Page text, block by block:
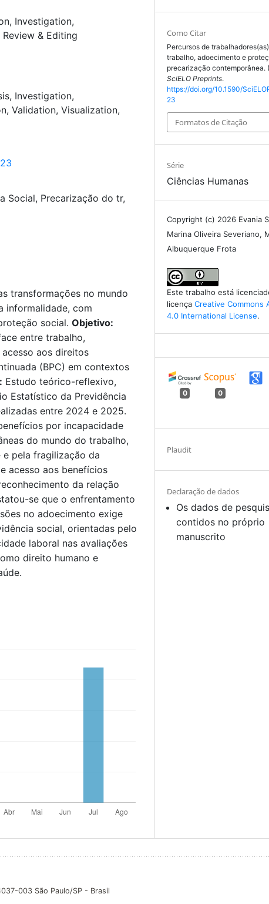
Investigation
& Editing
Investigation
Validation Visualization
Social, Precarização do tr,
transformações no mundo
informalidade, com
social. Objetivo:
entre trabalho,
aos direitos
(BPC) em contextos
Estudo teórico-reflexivo,
Estatístico da Previdência
entre 2024 e 2025.
por incapacidade
do mundo do trabalho,
pela fragilização da
acesso aos benefícios
da relação
se que o enfrentamento
no adoecimento exige
social, orientadas pelo
laboral nas avaliações
direito humano e
Como Citar
Percursos de
trabalho, adoecimento e
precarização contemporânea.
SciELO Preprints.
https://doi.org/10.1590/
23
Formatos de Citação
Série
Ciências Humanas
Copyright (c) 2026 Evania
Marina Oliveira Severiano,
Albuquerque Frota
Este trabalho está
licençaCreative Commons
4.0 International License.
0 0
Plaudit
Declaração de dados
Os dados de
contidos no próprio
manuscrito
003 São Paulo/SP - Brasil